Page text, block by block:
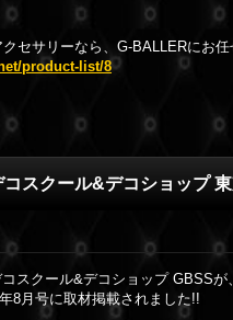
セサリーなら、G-BALLERにお任
product-list/8
スクール&デコショップ
スクール&デコショップ GBSSが、
8月号に取材掲載されました!!